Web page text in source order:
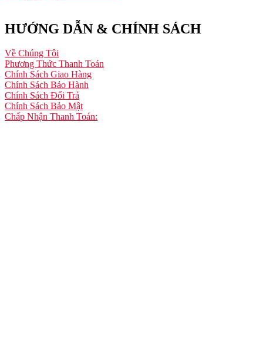
HƯỚNG DẪN & CHÍNH SÁCH
Về Chúng Tôi
Phương Thức Thanh Toán
Chính Sách Giao Hàng
Chính Sách Bảo Hành
Chính Sách Đổi Trả
Chính Sách Bảo Mật
Chấp Nhận Thanh Toán: